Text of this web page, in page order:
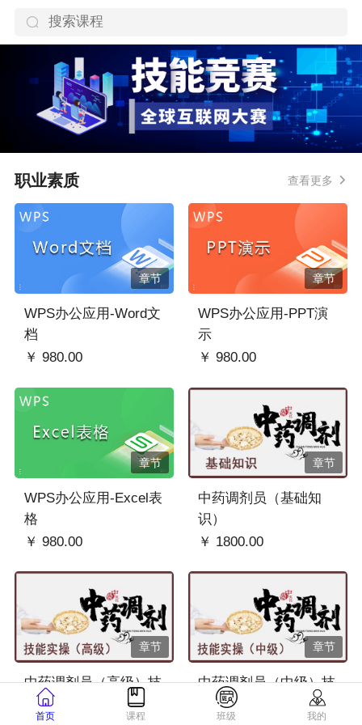
职业素质 查看更多
章节
WPS办公应用-Word文
档
￥ 980.00
章节
WPS办公应用-PPT演
示
￥ 980.00
章节
WPS办公应用-Excel表
格
￥ 980.00
章节
中药调剂员（基础知
识）
￥ 1800.00
章节
中药调剂员（高级）技
能实操
章节
中药调剂员（中级）技
能实操
首页 课程 班级 我的